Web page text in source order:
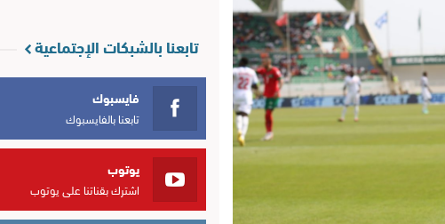
تابعنا بالشبكات الإجتماعية
فايسبوك
تابعنا بالفايسبوك
يوتوب
اشترك بقناتنا على يوتوب